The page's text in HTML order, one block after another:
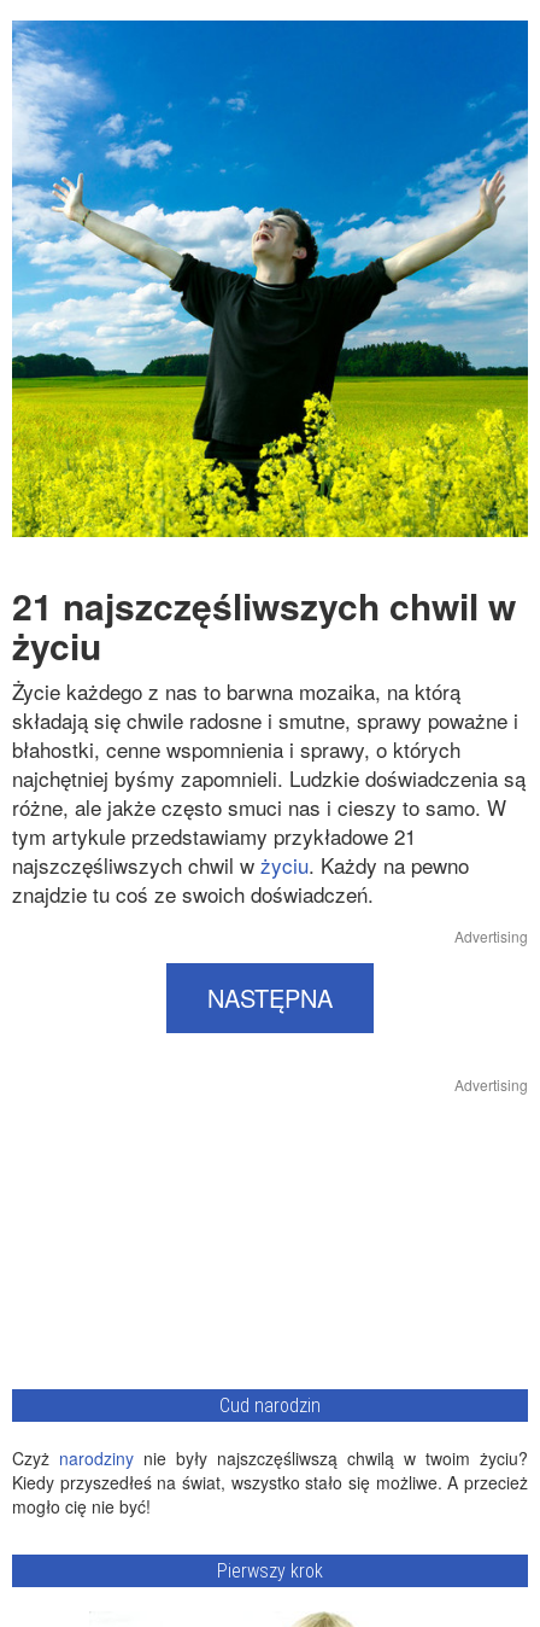
21 najszczęśliwszych chwil w
życiu
Życie każdego z nas to barwna mozaika, na którą
składają się chwile radosne i smutne, sprawy poważne i
błahostki, cenne wspomnienia i sprawy, o których
najchętniej byśmy zapomnieli. Ludzkie doświadczenia są
różne, ale jakże często smuci nas i cieszy to samo. W
tym artykule przedstawiamy przykładowe 21
najszczęśliwszych chwil w życiu. Każdy na pewno
znajdzie tu coś ze swoich doświadczeń.
Advertising
NASTĘPNA
Advertising
Cud narodzin
Czyż narodziny nie były najszczęśliwszą chwilą w twoim życiu?
Kiedy przyszedłeś na świat, wszystko stało się możliwe. A przecież
mogło cię nie być!
Pierwszy krok